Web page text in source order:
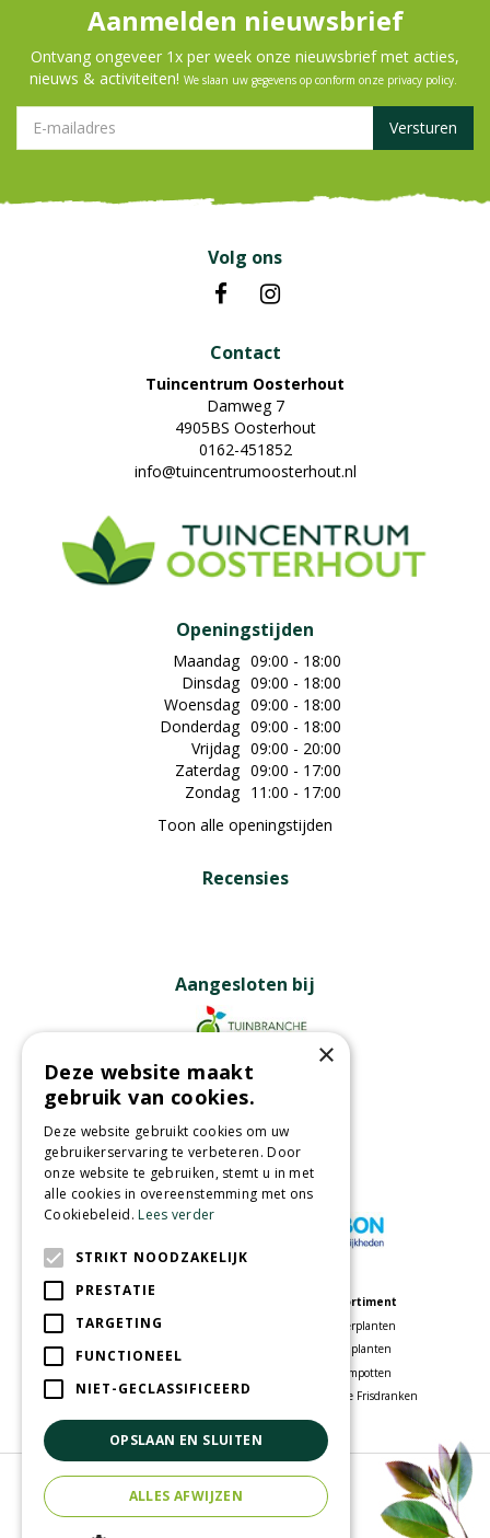
Aanmelden nieuwsbrief
Ontvang ongeveer 1x per week onze nieuwsbrief met acties,
nieuws & activiteiten! We slaan uw gegevens op conform onze privacy policy.
Volg ons
Contact
Tuincentrum Oosterhout
Damweg 7
4905BS Oosterhout
0162-451852
info@tuincentrumoosterhout.nl
Openingstijden
Maandag 09:00 - 18:00
Dinsdag 09:00 - 18:00
Woensdag 09:00 - 18:00
Donderdag 09:00 - 18:00
Vrijdag 09:00 - 20:00
Zaterdag 09:00 - 17:00
Zondag 11:00 - 17:00
Toon alle openingstijden
Recensies
Aangesloten bij
Partners
Wij accepteren
Tuincentrum
Speelparadijs
Woonwinkel
Assortiment
Kamerplanten
Tuinplanten
Bloempotten
Voordelige Frisdranken
© Tuincentrum Oosterhout
Green Solutions
×
Deze website maakt
gebruik van cookies.
Deze website gebruikt cookies om uw
gebruikerservaring te verbeteren. Door
onze website te gebruiken, stemt u in met
alle cookies in overeenstemming met ons
Cookiebeleid.Lees verder
STRIKT NOODZAKELIJK
PRESTATIE
TARGETING
FUNCTIONEEL
NIET-GECLASSIFICEERD
OPSLAAN EN SLUITEN
ALLES AFWIJZEN